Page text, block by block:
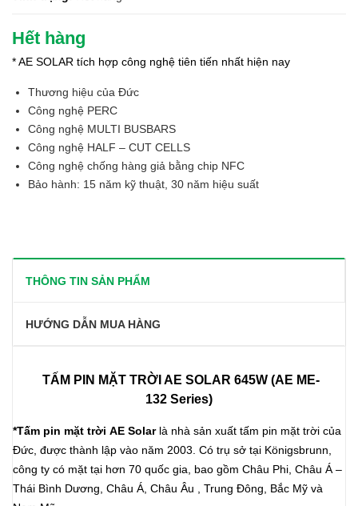
Hết hàng
* AE SOLAR tích hợp công nghệ tiên tiến nhất hiện nay
Thương hiệu của Đức
Công nghệ PERC
Công nghệ MULTI BUSBARS
Công nghệ HALF – CUT CELLS
Công nghệ chống hàng giả bằng chip NFC
Bảo hành: 15 năm kỹ thuật, 30 năm hiệu suất
THÔNG TIN SẢN PHẨM
HƯỚNG DẪN MUA HÀNG
TẤM PIN MẶT TRỜI AE SOLAR 645W (AE ME-
132 Series)
*Tấm pin mặt trời AE Solarlà nhà sản xuất tấm pin mặt trời của
Đức, được thành lập vào năm 2003. Có trụ sở tại Königsbrunn,
công ty có mặt tại hơn 70 quốc gia, bao gồm Châu Phi, Châu Á –
Thái Bình Dương, Châu Á, Châu Âu , Trung Đông, Bắc Mỹ và